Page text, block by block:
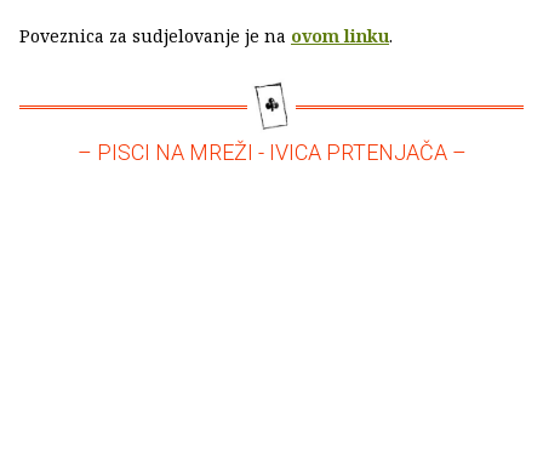
Poveznica za sudjelovanje je na ovom linku.
– PISCI NA MREŽI - IVICA PRTENJAČA –